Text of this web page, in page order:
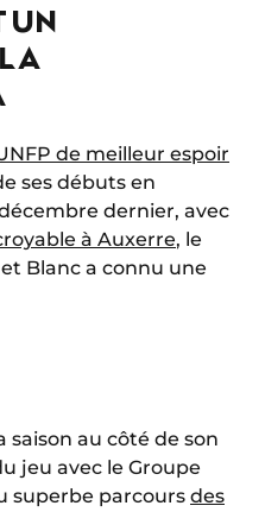
UN
de meilleur espoir
ses débuts en
dernier, avec
à Auxerre, le
Blanc a connu une
au côté de son
jeu avec le Groupe
superbe parcours des